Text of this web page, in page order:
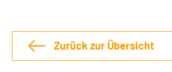
Zurück zur Übersicht